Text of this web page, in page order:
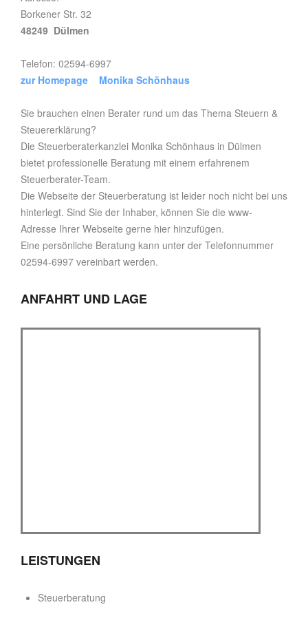
Borkener Str. 32
48249 Dülmen
Telefon: 02594-6997
zur Homepage Monika Schönhaus
Sie brauchen einen Berater rund um das Thema Steuern &
Steuererklärung?
Die Steuerberaterkanzlei Monika Schönhaus in Dülmen
bietet professionelle Beratung mit einem erfahrenem
Steuerberater-Team.
Die Webseite der Steuerberatung ist leider noch nicht bei uns
hinterlegt. Sind Sie der Inhaber, können Sie die www-
Adresse Ihrer Webseite gerne hier hinzufügen.
Eine persönliche Beratung kann unter der Telefonnummer
02594-6997 vereinbart werden.
ANFAHRT UND LAGE
LEISTUNGEN
Steuerberatung